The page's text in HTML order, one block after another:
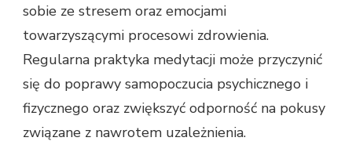
sobie ze stresem oraz emocjami
towarzyszącymi procesowi zdrowienia.
Regularna praktyka medytacji może przyczynić
się do poprawy samopoczucia psychicznego i
fizycznego oraz zwiększyć odporność na pokusy
związane z nawrotem uzależnienia.